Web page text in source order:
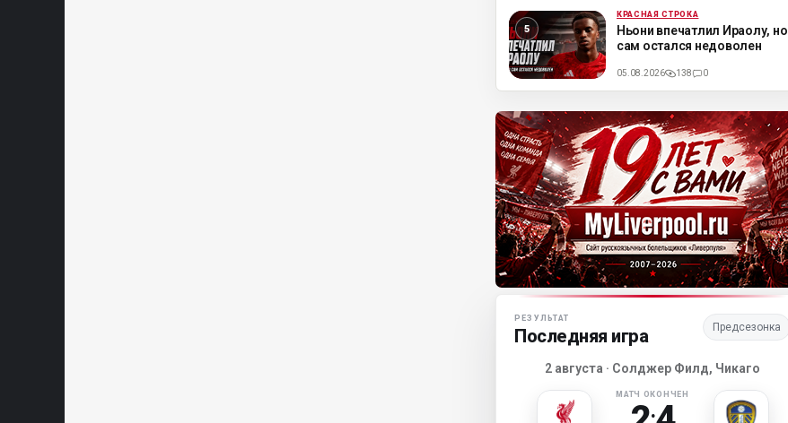
ML КРАСНАЯ СТРОКА
Ньони впечатлил Ираолу, но
сам остался недоволен
05.08.2026 138 0
Матч-центр «Ливерпуля»
РЕЗУЛЬТАТ
Последняя игра Предсезонка
2 августа · Солджер Филд, Чикаго
МАТЧ ОКОНЧЕН